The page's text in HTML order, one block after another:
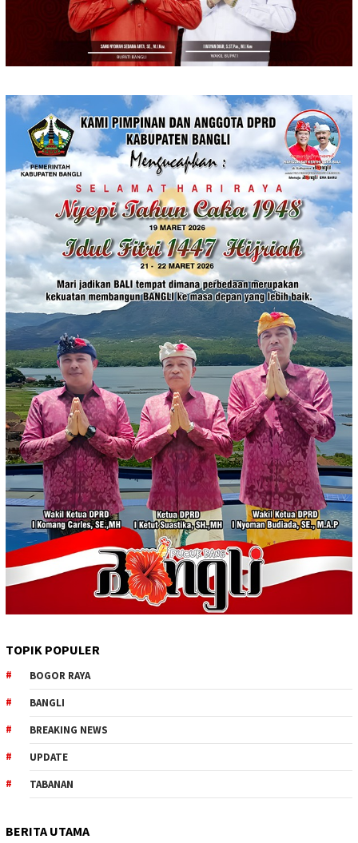
TOPIK POPULER
BOGOR RAYA
BANGLI
BREAKING NEWS
UPDATE
TABANAN
BERITA UTAMA